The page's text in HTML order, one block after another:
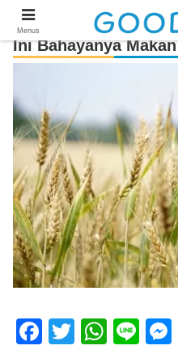
Ini Bahayanya
F
T
W
Li
Menus